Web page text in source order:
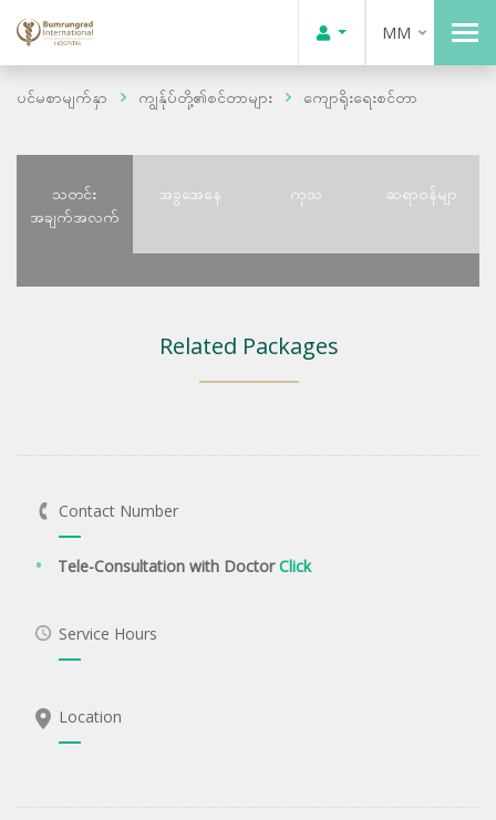
MM
ပင်မစာမျက်နှာ ကျွန်ုပ်တို့၏စင်တာများ ကျောရိုးရေးစင်တာ
သတင်း
အချက်အလက်
အခွအေနေ ကုသ ဆရာဝန်မျာ
Related Packages
Contact Number
Tele-Consultation with DoctorClick
Service Hours
Location